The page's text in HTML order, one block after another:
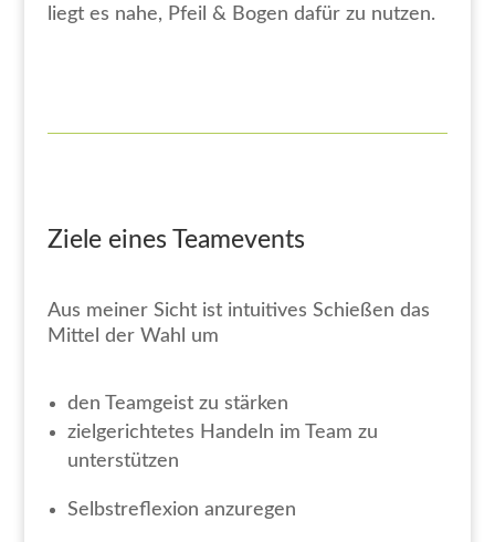
liegt es nahe, Pfeil & Bogen dafür zu nutzen.
Ziele eines Teamevents
Aus meiner Sicht ist intuitives Schießen das
Mittel der Wahl um
den Teamgeist zu stärken
zielgerichtetes Handeln im Team zu
unterstützen
Selbstreflexion anzuregen